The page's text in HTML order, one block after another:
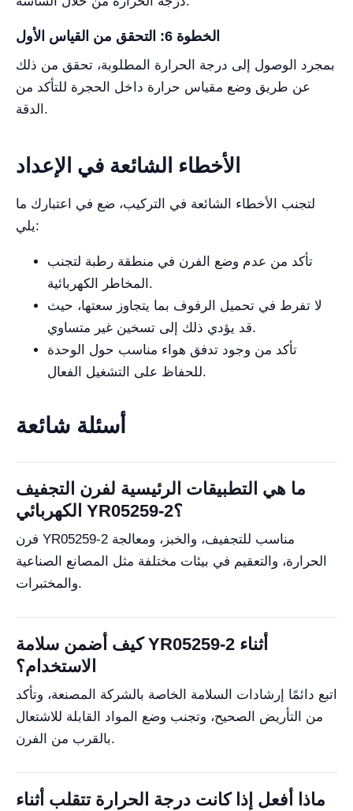
الخطوة 6: التحقق من القياس الأول
بمجرد الوصول إلى درجة الحرارة المطلوبة، تحقق من ذلك
عن طريق وضع مقياس حرارة داخل الحجرة للتأكد من
الدقة.
الأخطاء الشائعة في الإعداد
لتجنب الأخطاء الشائعة في التركيب، ضع في اعتبارك ما
يلي:
تأكد من عدم وضع الفرن في منطقة رطبة لتجنب
المخاطر الكهربائية.
لا تفرط في تحميل الرفوف بما يتجاوز سعتها، حيث
قد يؤدي ذلك إلى تسخين غير متساوي.
تأكد من وجود تدفق هواء مناسب حول الوحدة
للحفاظ على التشغيل الفعال.
أسئلة شائعة
ما هي التطبيقات الرئيسية لفرن التجفيف
الكهربائي YR05259-2؟
فرن YR05259-2 مناسب للتجفيف، والخبز، ومعالجة
الحرارة، والتعقيم في بيئات مختلفة مثل المصانع الصناعية
والمختبرات.
كيف أضمن سلامة YR05259-2 أثناء
الاستخدام؟
اتبع دائمًا إرشادات السلامة الخاصة بالشركة المصنعة، وتأكد
من التأريض الصحيح، وتجنب وضع المواد القابلة للاشتعال
بالقرب من الفرن.
ماذا أفعل إذا كانت درجة الحرارة تتقلب أثناء